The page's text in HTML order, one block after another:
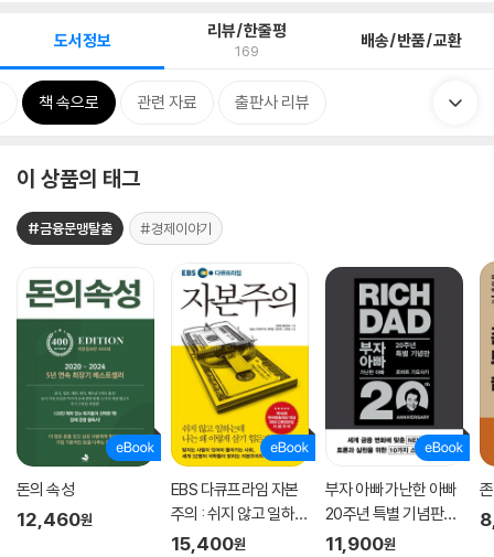
도서정보 리뷰/한줄평
169 배송/반품/교환
책 속으로 관련 자료 출판사 리뷰
이 상품의 태그
#금융문맹탈출 #경제이야기
돈의 속성
12,460원
EBS 다큐프라임 자본
주의 : 쉬지 않고 일하는
데 나는 왜 이렇게 살기
15,400원
부자 아빠 가난한 아빠
20주년 특별 기념판
[부자 아빠 가난한 아빠
11,900원